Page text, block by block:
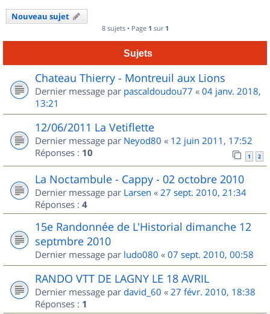
Nouveau sujet
8 sujets • Page 1 sur 1
Sujets
Chateau Thierry - Montreuil aux Lions
Dernier message par pascaldoudou77 « 04 janv. 2018,
13:21
12/06/2011 La Vetiflette
Dernier message par Neyod80 « 12 juin 2011, 17:52
Réponses : 10 1 2
La Noctambule - Cappy - 02 octobre 2010
Dernier message par Larsen « 27 sept. 2010, 21:34
Réponses : 4
15e Randonnée de L'Historial dimanche 12
septmbre 2010
Dernier message par ludo080 « 07 sept. 2010, 00:58
RANDO VTT DE LAGNY LE 18 AVRIL
Dernier message par david_60 « 27 févr. 2010, 18:38
Réponses : 1